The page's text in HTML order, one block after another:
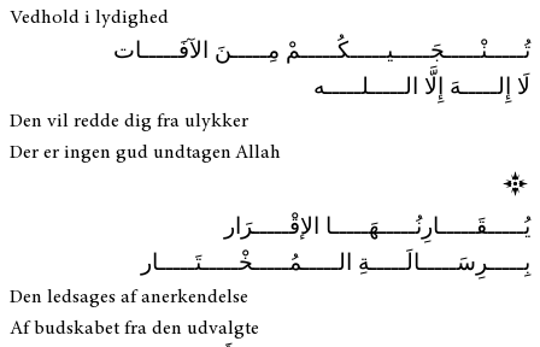
Vedhold i lydighed
تُـــــنْـــــجَـــــيـــــكُـــــمْ مِـــــنَ الآفَـــــات
لَا إِلـــــهَ إِلَّا الـــــلـــــه
Den vil redde dig fra ulykker
Der er ingen gud undtagen Allah
يُـــــقَـــــارِنُـــــهَـــــا الإقْـــــرَار
بِـــــرِسَـــــالَـــــةِ الـــــمُـــــخْـــــتَـــــار
Den ledsages af anerkendelse
Af budskabet fra den udvalgte